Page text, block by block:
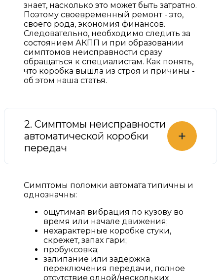
знает, насколько это может быть затратно.
Поэтому своевременный ремонт - это,
своего рода, экономия финансов.
Следовательно, необходимо следить за
состоянием АКПП и при образовании
симптомов неисправности сразу
обращаться к специалистам. Как понять,
что коробка вышла из строя и причины -
об этом наша статья.
2. Симптомы неисправности
автоматической коробки
передач
+
Симптомы поломки автомата типичны и
однозначны:
ощутимая вибрация по кузову во
время или начале движения;
нехарактерные коробке стуки,
скрежет, запах гари;
пробуксовка;
залипание или задержка
переключения передачи, полное
отсутствие одной/нескольких